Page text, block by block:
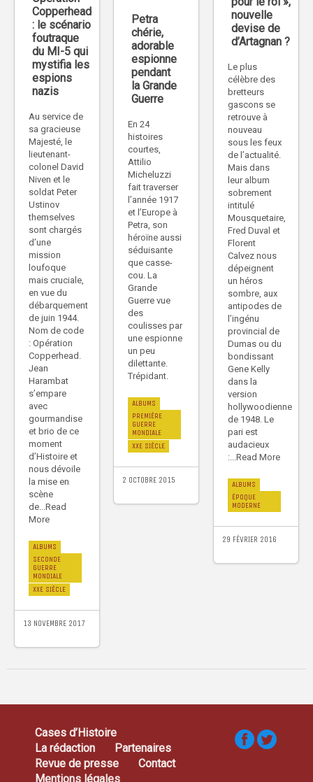
Copperhead
: le scénario
foutraque
du MI-5 qui
mystifia les
espions
nazis
Au service de
sa gracieuse
Majesté, le
lieutenant-
colonel David
Niven et le
soldat Peter
Ustinov
themselves
sont chargés
d’une
mission
loufoque
mais cruciale,
en vue du
débarquement
de juin 1944.
Nom de code
: Opération
Copperhead.
Jean
Harambat
s’empare
avec
gourmandise
et brio de ce
moment
d’Histoire et
nous dévoile
la mise en
scène
de...Read
More
ALBUMS
SECONDE
GUERRE
MONDIALE
XXE SIÈCLE
13 NOVEMBRE 2017
nouvelle
devise de
d’Artagnan ?
Le plus
célèbre des
bretteurs
gascons se
retrouve à
nouveau
sous les feux
de l’actualité.
Mais dans
leur album
sobrement
intitulé
Mousquetaire,
Fred Duval et
Florent
Calvez nous
dépeignent
un héros
sombre, aux
antipodes de
l’ingénu
provincial de
Dumas ou du
bondissant
Gene Kelly
dans la
version
hollywoodienne
de 1948. Le
pari est
audacieux
:...Read More
ALBUMS
ÉPOQUE
MODERNE
29 FÉVRIER 2016
Petra
chérie,
adorable
espionne
pendant
la Grande
Guerre
En 24
histoires
courtes,
Attilio
Micheluzzi
fait traverser
l’année 1917
et l’Europe à
Petra, son
héroïne aussi
séduisante
que casse-
cou. La
Grande
Guerre vue
des
coulisses par
une espionne
un peu
dilettante.
Trépidant.
ALBUMS
PREMIÈRE
GUERRE
MONDIALE
XXE SIÈCLE
2 OCTOBRE 2015
Cases d’Histoire
La rédaction
Partenaires
Revue de presse
Contact
Mentions légales